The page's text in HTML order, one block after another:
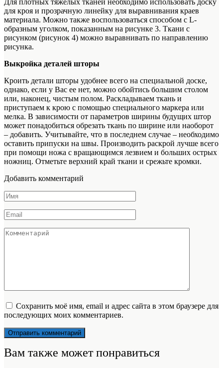
Для плотных тяжелых тканей необходимо использовать доску
для кроя и прозрачную линейку для выравнивания краев
материала. Можно также воспользоваться способом с L-
образным уголком, показанным на рисунке 3. Ткани с
рисунком (рисунок 4) можно выравнивать по направлению
рисунка.
Выкройка деталей шторы
Кроить детали шторы удобнее всего на специальной доске,
однако, если у Вас ее нет, можно обойтись большим столом
или, наконец, чистым полом. Раскладываем ткань и
приступаем к крою с помощью специального маркера или
мелка. В зависимости от параметров ширины будущих штор
может понадобиться обрезать ткань по ширине или наоборот
– добавить. Учитывайте, что в последнем случае – необходимо
оставить припуски на швы. Производить раскрой лучше всего
при помощи ножа с вращающимся лезвием и больших острых
ножниц. Отметьте верхний край ткани и срежьте кромки.
Добавить комментарий
Имя
*
Email
*
Комментарий
Сохранить моё имя, email и адрес сайта в этом браузере для
последующих моих комментариев.
Вам также может понравиться